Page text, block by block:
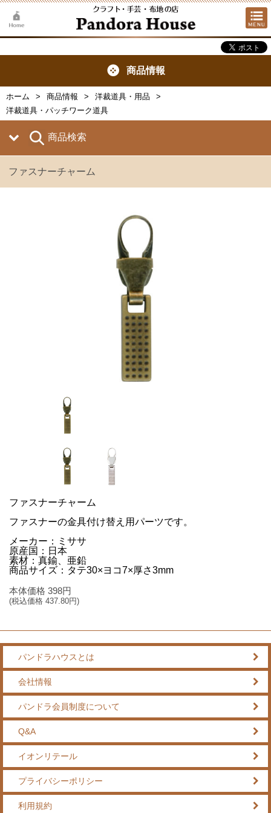
商品情報
ホーム 商品情報
洋裁道具・用品
洋裁道具・パッチワーク道具
商品検索
ファスナーチャーム
ファスナーチャーム
ファスナーの金具付け替え用パーツです。
メーカー：ミササ
原産国：日本
素材：真鍮、亜鉛
商品サイズ：タテ30×ヨコ7×厚さ3mm
本体価格 398円
(税込価格 437.80円)
パンドラハウスとは
会社情報
パンドラ会員制度について
Q&A
イオンリテール
プライバシーポリシー
利用規約